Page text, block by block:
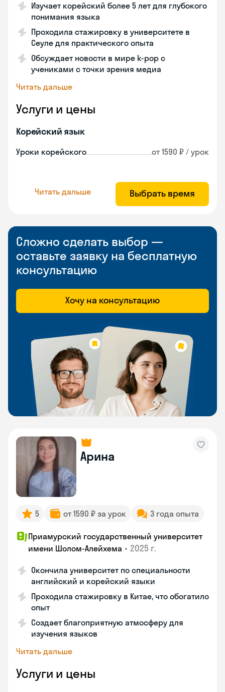
Изучает корейский более 5 лет для глубокого
понимания языка
Проходила стажировку в университете в
Сеуле для практического опыта
Обсуждает новости в мире k-pop с
учениками с точки зрения медиа
Читать дальше
Услуги и цены
Корейский язык
Уроки корейского от 1590 ₽ / урок
Читать дальше Выбрать время
Сложно сделать выбор —
оставьте заявку на бесплатную
консультацию
Хочу на консультацию
Арина
5 от 1590 ₽ за урок 3 года опыта
Приамурский государственный университет
имени Шолом-Алейхема • 2025 г.
Окончила университет по специальности
английский и корейский языки
Проходила стажировку в Китае, что обогатило
опыт
Создает благоприятную атмосферу для
изучения языков
Читать дальше
Услуги и цены